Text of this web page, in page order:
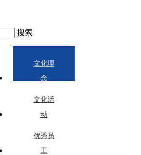
搜索
文化理
念
文化活
动
优秀员
工